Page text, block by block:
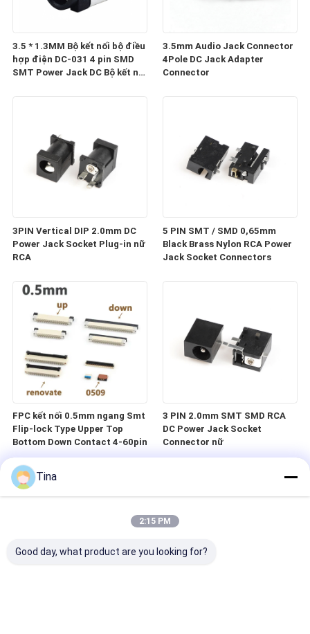
3.5 * 1.3MM Bộ kết nối bộ điều
hợp điện DC-031 4 pin SMD
SMT Power Jack DC Bộ kết nối
3.5mm Audio Jack Connector
4Pole DC Jack Adapter
Connector
3PIN Vertical DIP 2.0mm DC
Power Jack Socket Plug-in nữ
RCA
5 PIN SMT / SMD 0,65mm
Black Brass Nylon RCA Power
Jack Socket Connectors
FPC kết nối 0.5mm ngang Smt
Flip-lock Type Upper Top
Bottom Down Contact 4-60pin
3 PIN 2.0mm SMT SMD RCA
DC Power Jack Socket
Connector nữ
Tina
2:15 PM
Good day, what product are you looking for?